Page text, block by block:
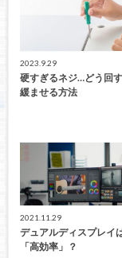
2023.9.29
硬すぎるネジ…どう回
緩ませる方法
2021.11.29
デュアルディスプレイ
「高効率」？